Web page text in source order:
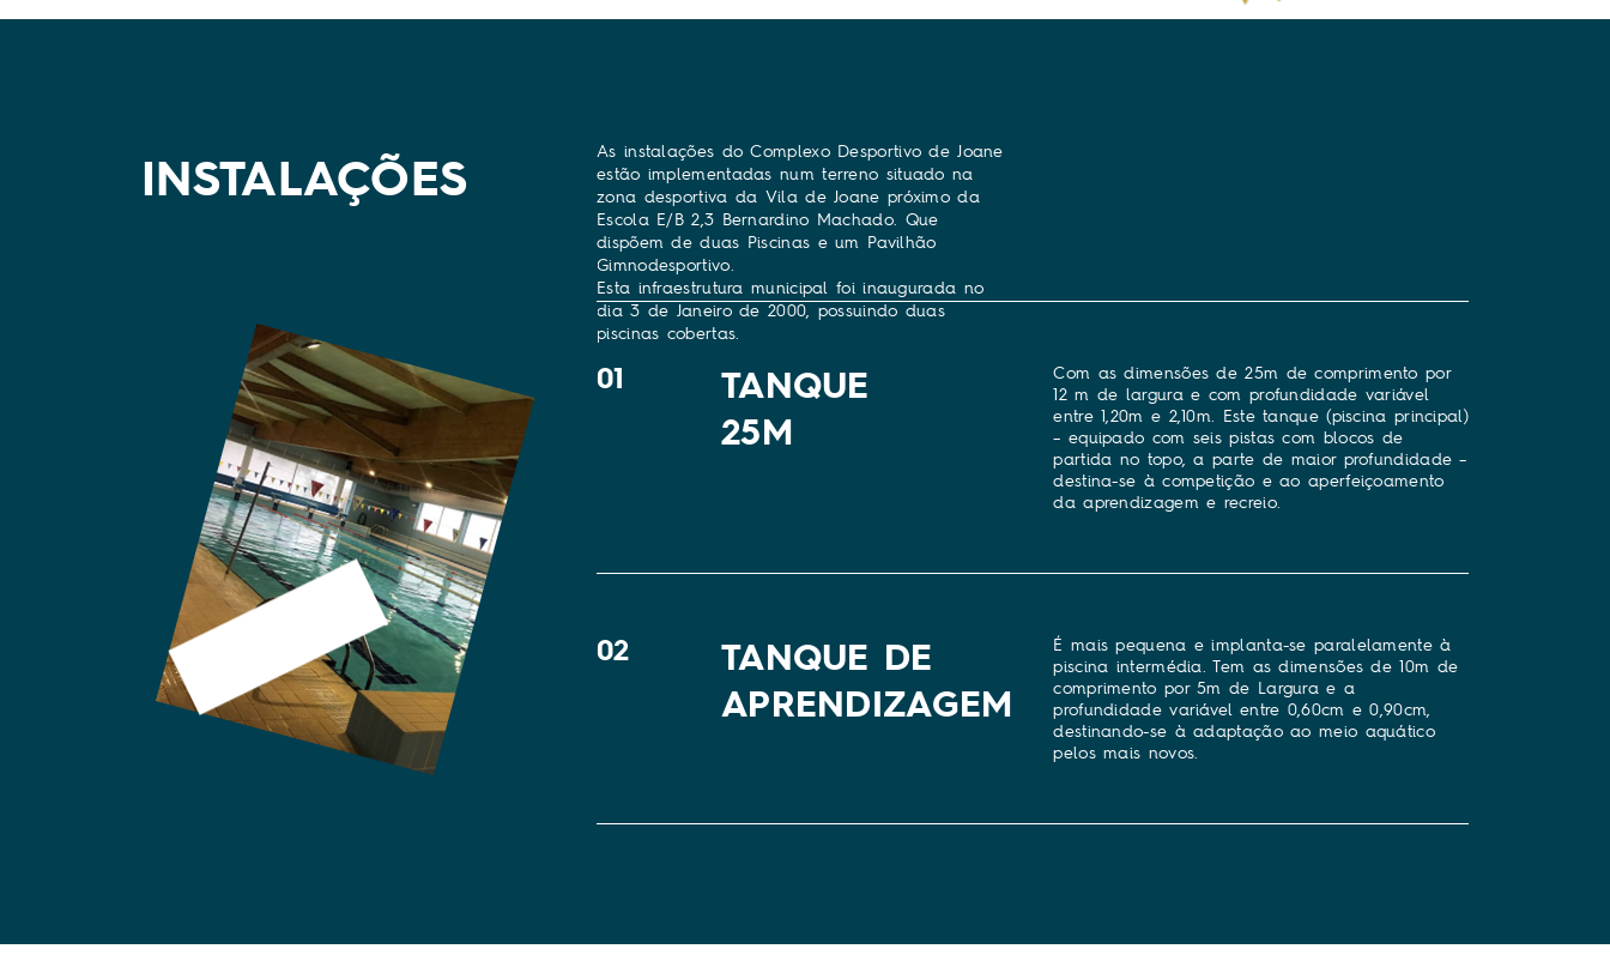
INSTALAÇÕES
As instalações do Complexo Desportivo de Joane
estão implementadas num terreno situado na
zona desportiva da Vila de Joane próximo da
Escola E/B 2,3 Bernardino Machado. Que
dispõem de duas Piscinas e um Pavilhão
01
TANQUE
25M
Com as dimensões de 25m de comprimento por
12 m de largura e com profundidade variável
entre 1,20m e 2,10m. Este tanque (piscina principal)
– equipado com seis pistas com blocos de
partida no topo, a parte de maior profundidade –
destina-se à competição e ao aperfeiçoamento
da aprendizagem e recreio.
02
TANQUE DE
APRENDIZAGEM
É mais pequena e implanta-se paralelamente à
piscina intermédia. Tem as dimensões de 10m de
comprimento por 5m de Largura e a
profundidade variável entre 0,60cm e 0,90cm,
destinando-se à adaptação ao meio aquático
pelos mais novos.